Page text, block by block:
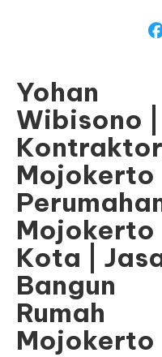
Yohan
Wibisono |
Kontraktor
Mojokerto |
Mojokerto
Kota |
Bangun
Rumah
Mojokerto